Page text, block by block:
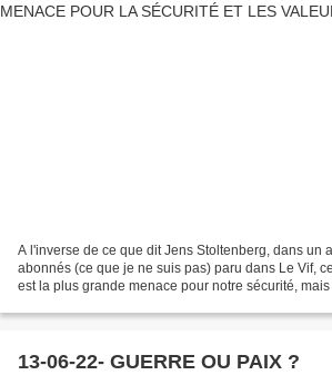
A l'inverse de ce que dit Jens Stoltenberg, dans un
abonnés (ce que je ne suis pas) paru dans Le Vif,
est la plus grande menace pour notre sécurité,
13-06-22- GUERRE OU PAIX ?